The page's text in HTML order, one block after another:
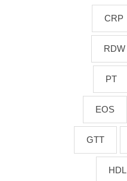
CRP
RDW
PT
EOS
GTT
HDL